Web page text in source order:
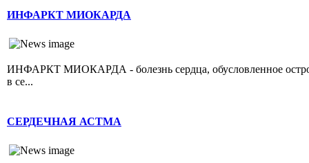
ИНФАРКТ МИОКАРДА
ИНФАРКТ МИОКАРДА - болезнь сердца, обусловленное острой
в се...
СЕРДЕЧНАЯ АСТМА